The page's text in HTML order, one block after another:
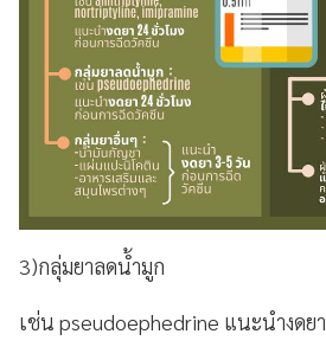
3)กลุ่มยาลดน้ำมูก
เช่น pseudoephedrine แนะนำงดยา